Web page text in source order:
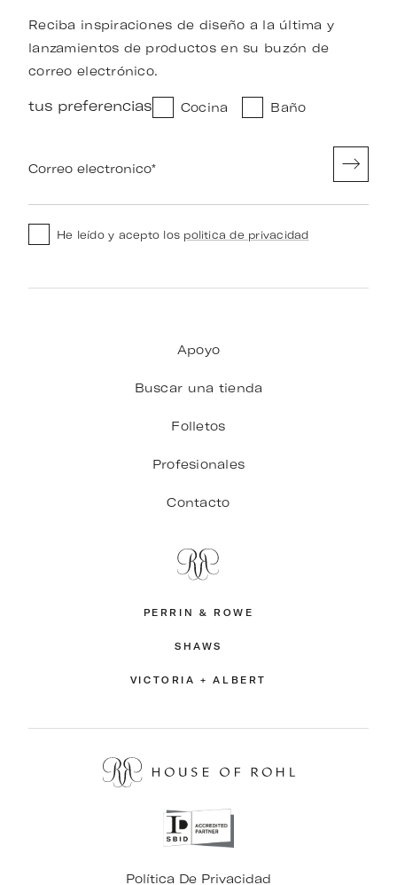
Reciba inspiraciones de diseño a la última y
lanzamientos de productos en su buzón de
correo electrónico.
tus preferencias Cocina Baño
Correo electronico*
He leído y acepto los politica de privacidad
Apoyo
Buscar una tienda
Folletos
Profesionales
Contacto
PERRIN & ROWE
SHAWS
VICTORIA + ALBERT
Política De Privacidad